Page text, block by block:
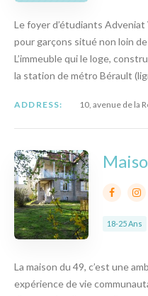
Le foyer d’étudiants
pour garçons situé non loin
L’immeuble qui le loge,
la station de métro Bérault
ADDRESS: 10, avenue de la
18-25 Ans
La maison du 49, c’est une
expérience de vie